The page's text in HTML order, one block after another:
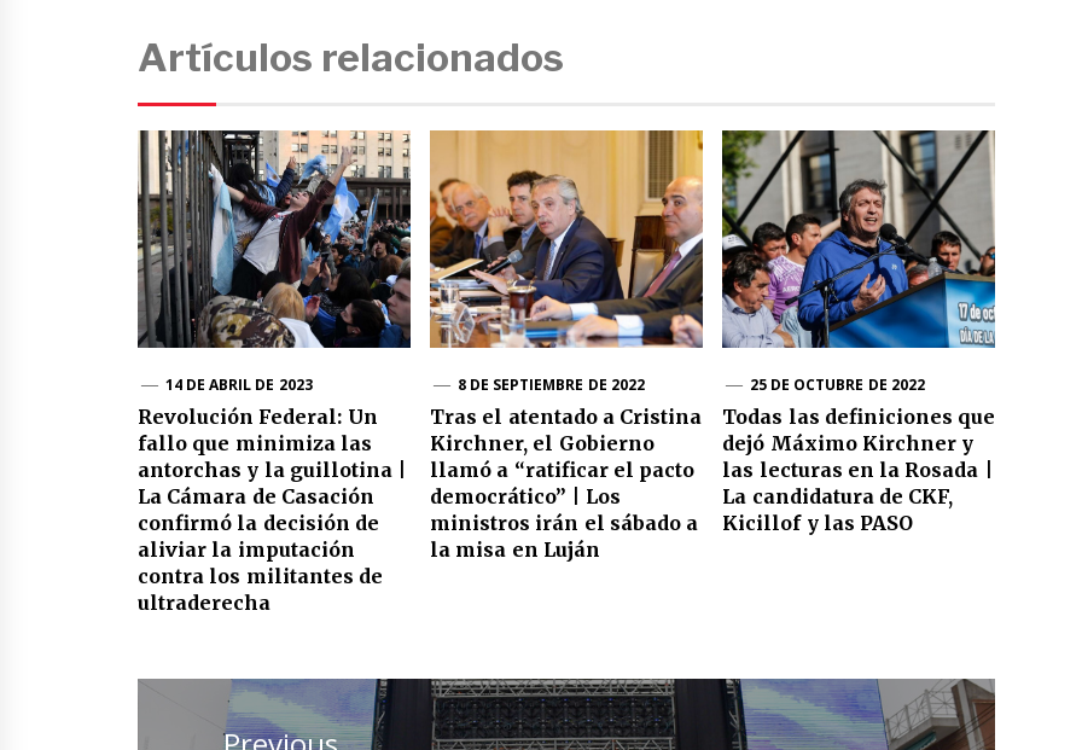
Artículos relacionados
14 DE ABRIL DE 2023
Revolución Federal: Un
fallo que minimiza las
antorchas y la guillotina |
La Cámara de Casación
confirmó la decisión de
aliviar la imputación
contra los militantes de
ultraderecha
8 DE SEPTIEMBRE DE 2022
Tras el atentado a Cristina
Kirchner, el Gobierno
llamó a “ratificar el pacto
democrático” | Los
ministros irán el sábado a
la misa en Luján
25 DE OCTUBRE DE 2022
Todas las definiciones que
dejó Máximo Kirchner y
las lecturas en la Rosada |
La candidatura de CKF,
Kicillof y las PASO
Navegación